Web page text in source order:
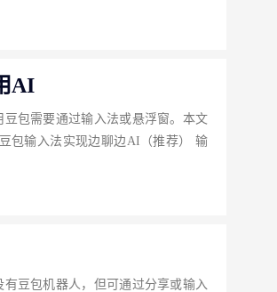
AI
包需要通过输入法或悬浮窗。本文
包输入法实现边聊边AI（推荐） 输
豆包机器人，但可通过分享或输入